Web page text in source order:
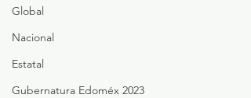
Global
Nacional
Estatal
Gubernatura Edoméx 2023